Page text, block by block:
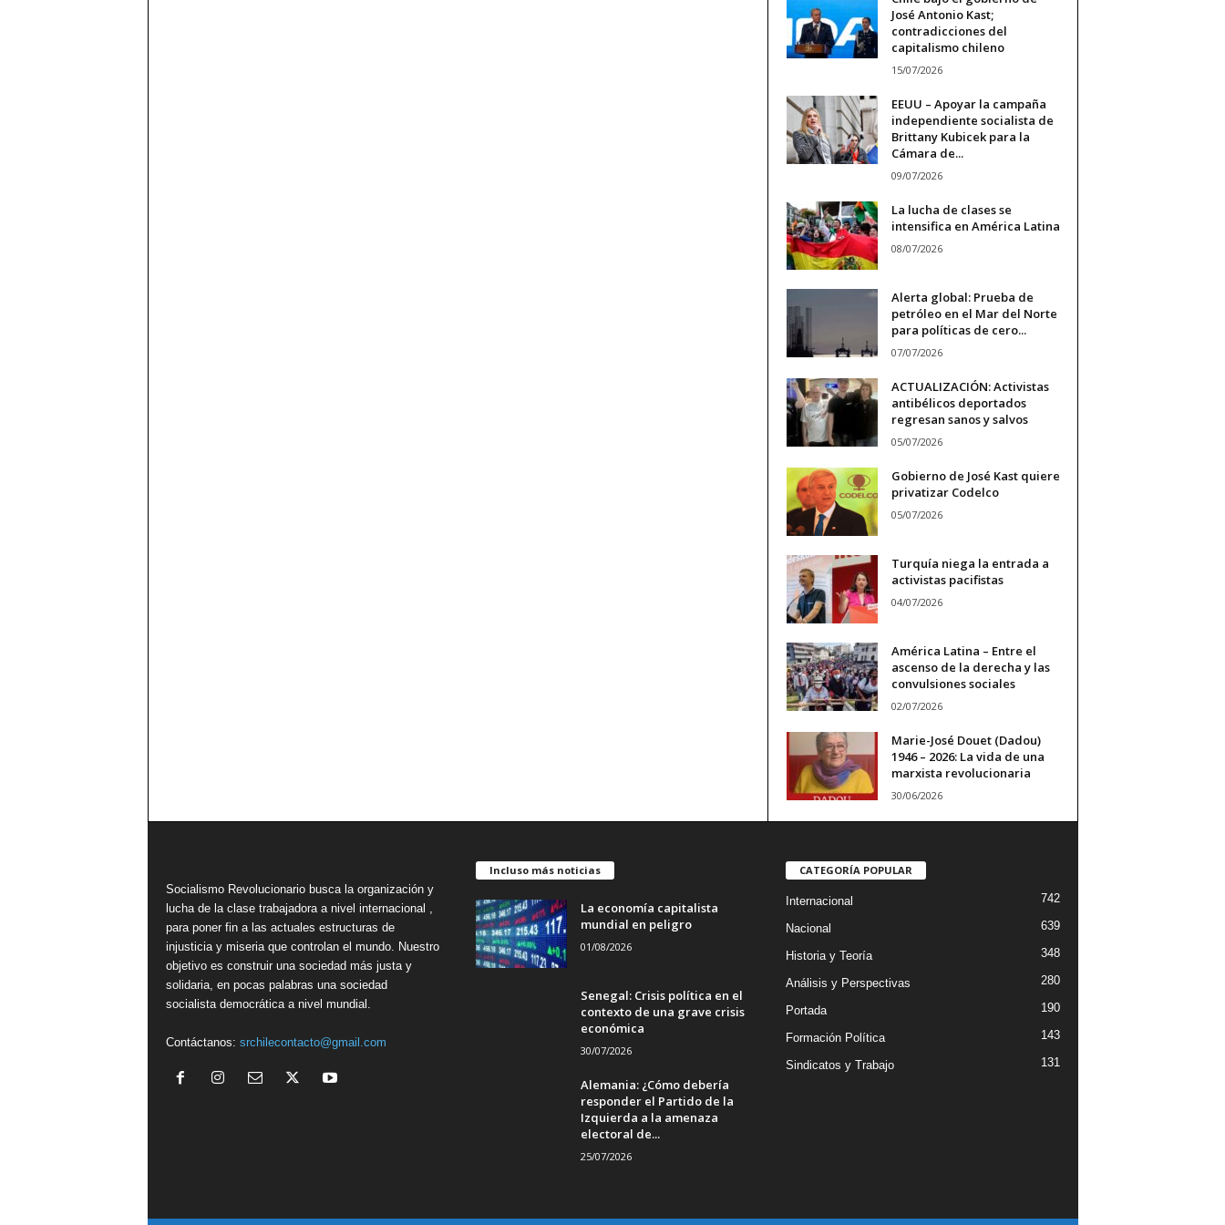
José Antonio Kast;
contradicciones del
capitalismo chileno
15/07/2026
EEUU – Apoyar la campaña
independiente socialista de
Brittany Kubicek para la
Cámara de...
09/07/2026
La lucha de clases se
intensifica en América Latina
08/07/2026
Alerta global: Prueba de
petróleo en el Mar del Norte
para políticas de cero...
07/07/2026
ACTUALIZACIÓN: Activistas
antibélicos deportados
regresan sanos y salvos
05/07/2026
Gobierno de José Kast quiere
privatizar Codelco
05/07/2026
Turquía niega la entrada a
activistas pacifistas
04/07/2026
América Latina – Entre el
ascenso de la derecha y las
convulsiones sociales
02/07/2026
Marie-José Douet (Dadou)
1946 – 2026: La vida de una
marxista revolucionaria
30/06/2026
Socialismo Revolucionario busca la organización y
lucha de la clase trabajadora a nivel internacional ,
para poner fin a las actuales estructuras de
injusticia y miseria que controlan el mundo. Nuestro
objetivo es construir una sociedad más justa y
solidaria, en pocas palabras una sociedad
socialista democrática a nivel mundial.
Contáctanos: srchilecontacto@gmail.com
Incluso más noticias
La economía capitalista
mundial en peligro
01/08/2026
Senegal: Crisis política en el
contexto de una grave crisis
económica
30/07/2026
Alemania: ¿Cómo debería
responder el Partido de la
Izquierda a la amenaza
electoral de...
25/07/2026
CATEGORÍA POPULAR
Internacional 742
Nacional 639
Historia y Teoría 348
Análisis y Perspectivas 280
Portada 190
Formación Política 143
Sindicatos y Trabajo 131